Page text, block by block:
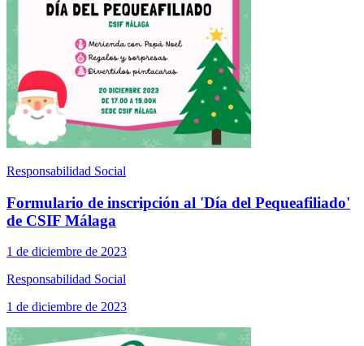
Responsabilidad Social
Formulario de inscripción al 'Día del Pequeafiliado'
de CSIF Málaga
1 de diciembre de 2023
Responsabilidad Social
1 de diciembre de 2023